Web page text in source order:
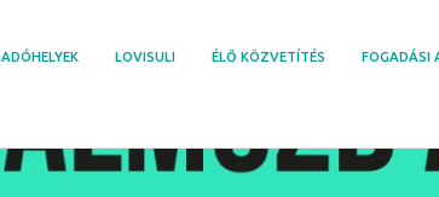
LOVISULI ÉLŐ KÖZVETÍTÉS FOGADÁSI